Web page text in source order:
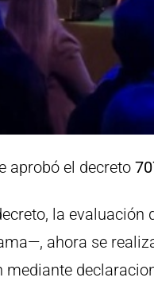
aprobó el decreto
la
ahora se